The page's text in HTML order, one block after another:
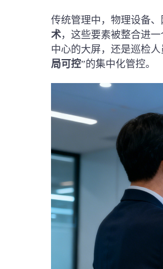
传统管理中，物理设备
术，这些要素被整合进
中心的大屏，还是巡检
局可控”的集中化管控。